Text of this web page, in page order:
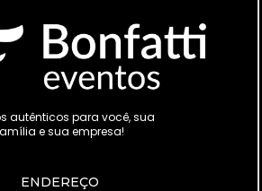
autênticos para você, sua
e sua empresa!
ENDEREÇO